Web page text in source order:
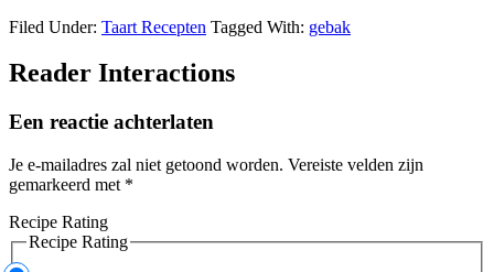
Filed Under: Taart Recepten Tagged With: gebak
Reader Interactions
Een reactie achterlaten
Je e-mailadres zal niet getoond worden. Vereiste velden zijn
gemarkeerd met *
Recipe Rating
Recipe Rating